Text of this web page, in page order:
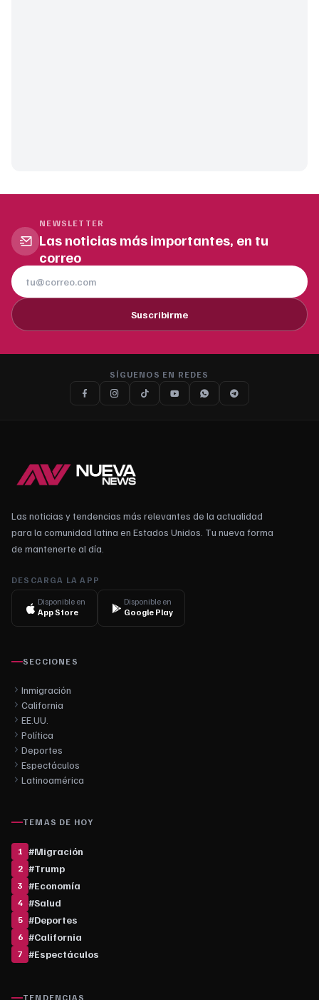
NEWSLETTER
Las noticias más importantes, en tu
correo
Suscribirme
SÍGUENOS EN REDES
Las noticias y tendencias más relevantes de la actualidad
para la comunidad latina en Estados Unidos. Tu nueva forma
de mantenerte al día.
DESCARGA LA APP
Disponible en
App Store
Disponible en
Google Play
SECCIONES
Inmigración
California
EE.UU.
Política
Deportes
Espectáculos
Latinoamérica
TEMAS DE HOY
1 #Migración
2 #Trump
3 #Economía
4 #Salud
5 #Deportes
6 #California
7 #Espectáculos
TENDENCIAS